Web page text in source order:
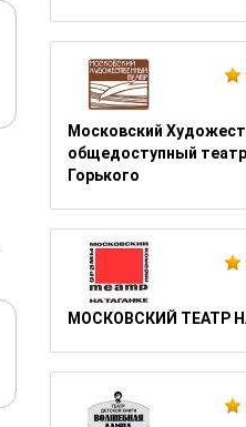
Московский
общедоступный
Горького
МОСКОВСКИЙ ТЕАТР